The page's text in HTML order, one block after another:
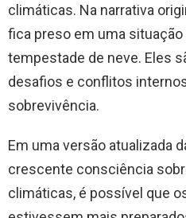
climáticas. Na narrativa
fica preso em uma
tempestade de neve. Eles
desafios e conflitos
sobrevivência.
Em uma versão atualizada
crescente consciência
climáticas, é possível que